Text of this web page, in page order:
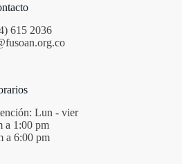
615 2036
Lun - vier
a 1:00 pm
a 6:00 pm